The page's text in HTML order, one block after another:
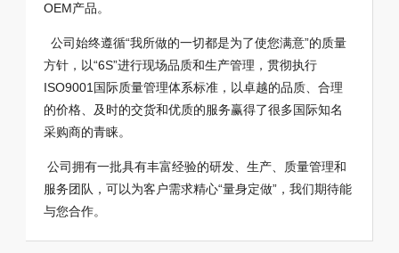
OEM产品。
公司始终遵循“我所做的一切都是为了使您满意”的质量
方针，以“6S”进行现场品质和生产管理，贯彻执行
ISO9001国际质量管理体系标准，以卓越的品质、合理
的价格、及时的交货和优质的服务赢得了很多国际知名
采购商的青睐。
公司拥有一批具有丰富经验的研发、生产、质量管理和
服务团队，可以为客户需求精心“量身定做”，我们期待能
与您合作。